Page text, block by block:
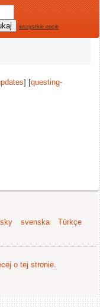
wszystkie opcje
] [questing-
svenska
Türkçe
o tej stronie.